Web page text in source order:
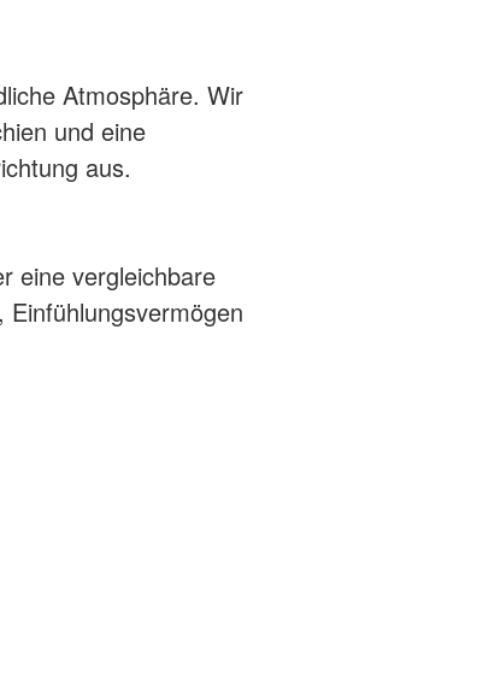
Atmosphäre. Wir
und eine
aus.
eine vergleichbare